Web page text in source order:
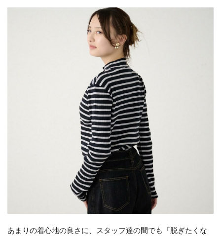
あまりの着心地の良さに、スタッフ達の間でも『脱ぎたくな